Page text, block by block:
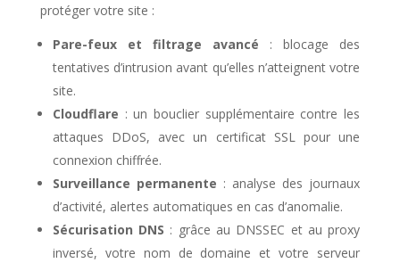
protéger votre site :
Pare-feux et filtrage avancé : blocage des
tentatives d’intrusion avant qu’elles n’atteignent votre
site.
Cloudflare : un bouclier supplémentaire contre les
attaques DDoS, avec un certificat SSL pour une
connexion chiffrée.
Surveillance permanente : analyse des journaux
d’activité, alertes automatiques en cas d’anomalie.
Sécurisation DNS : grâce au DNSSEC et au proxy
inversé, votre nom de domaine et votre serveur